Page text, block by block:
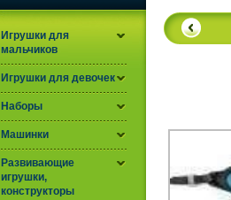
Игрушки для
мальчиков
Игрушки для девочек
Наборы
Машинки
Развивающие
игрушки,
конструкторы